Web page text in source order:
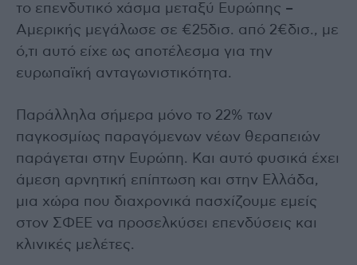
το επενδυτικό χάσμα μεταξύ Ευρώπης –
Αμερικής μεγάλωσε σε €25δισ. από 2€δισ., με
ό,τι αυτό είχε ως αποτέλεσμα για την
ευρωπαϊκή ανταγωνιστικότητα.
Παράλληλα σήμερα μόνο το 22% των
παγκοσμίως παραγόμενων νέων θεραπειών
παράγεται στην Ευρώπη. Και αυτό φυσικά έχει
άμεση αρνητική επίπτωση και στην Ελλάδα,
μια χώρα που διαχρονικά πασχίζουμε εμείς
στον ΣΦΕΕ να προσελκύσει επενδύσεις και
κλινικές μελέτες.